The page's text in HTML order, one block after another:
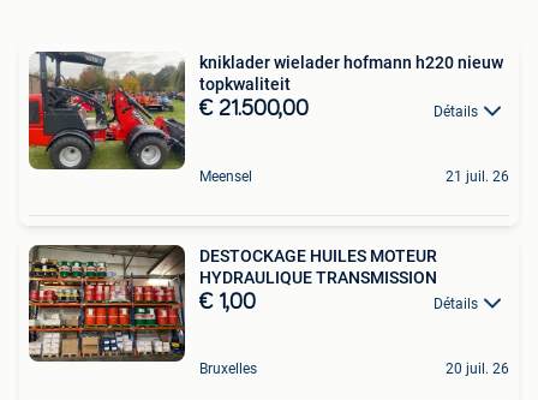
kniklader wielader hofmann h220 nieuw
topkwaliteit
€ 21.500,00 Détails
Meensel 21 juil. 26
DESTOCKAGE HUILES MOTEUR
HYDRAULIQUE TRANSMISSION
€ 1,00 Détails
Bruxelles 20 juil. 26